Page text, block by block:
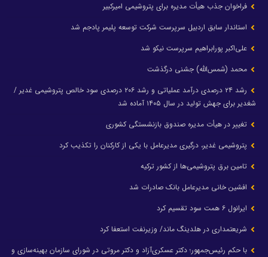
فراخوان جذب هیأت مدیره برای پتروشیمی امیرکبیر
استاندار سابق اردبیل سرپرست شرکت توسعه پلیمر پادجم شد
علی‌اکبر پورابراهیم سرپرست نیکو شد
محمد (شمس‌الله) جشنی درگذشت
رشد ۲۴ درصدی درآمد عملیاتی و رشد ۲۰۶ درصدی سود خالص پتروشیمی غدیر /
شغدیر برای جهش تولید در سال ۱۴۰۵ آماده شد
تغییر در هیأت مدیره صندوق بازنشستگی کشوری
پتروشیمی غدیر، درگیری مدیرعامل با یکی از کارکنان را تکذیب کرد
تامین برق پتروشیمی‌ها از کشور ترکیه
افشین خانی مدیرعامل بانک صادرات شد
ایرانول ۶ همت سود تقسیم کرد
شریعتمداری در هلدینگ ماند/ وزیرنفت استعفا کرد
با حکم رئیس‌جمهور؛ دکتر عسکری‌آزاد و دکتر مروتی در شورای سازمان بهینه‌سازی و